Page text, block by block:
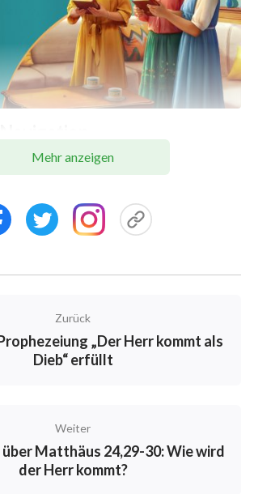
basierend auf dem
die Unterscheidung basierend auf den
basierend auf
hat der Herr Jesus uns bereits
die sich als Christus ausgeben, die
aufstehen und große Zeichen
daß verführt werden in dem
Mehr anzeigen
Zurück
„Der Herr kommt als
Dieb“ erfüllt
Weiter
Matthäus 24,29-30: Wie wird
der Herr kommt?